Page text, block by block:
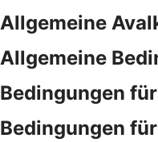
Allgemeine
Allgemeine
Bedingungen
Bedingungen